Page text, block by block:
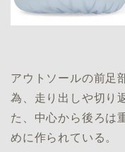
アウトソールの前足
為、走り出しや切り
た、中心から後ろは
めに作られている。